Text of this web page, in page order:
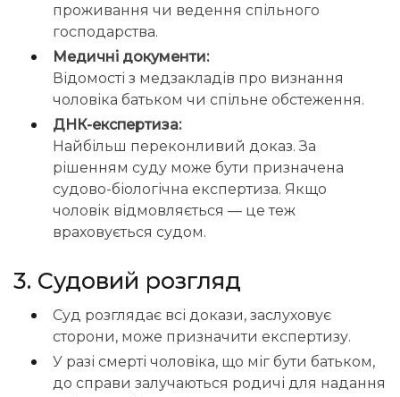
проживання чи ведення спільного
господарства.
Медичні документи:
Відомості з медзакладів про визнання
чоловіка батьком чи спільне обстеження.
ДНК-експертиза:
Найбільш переконливий доказ. За
рішенням суду може бути призначена
судово-біологічна експертиза. Якщо
чоловік відмовляється — це теж
враховується судом.
3. Судовий розгляд
Суд розглядає всі докази, заслуховує
сторони, може призначити експертизу.
У разі смерті чоловіка, що міг бути батьком,
до справи залучаються родичі для надання